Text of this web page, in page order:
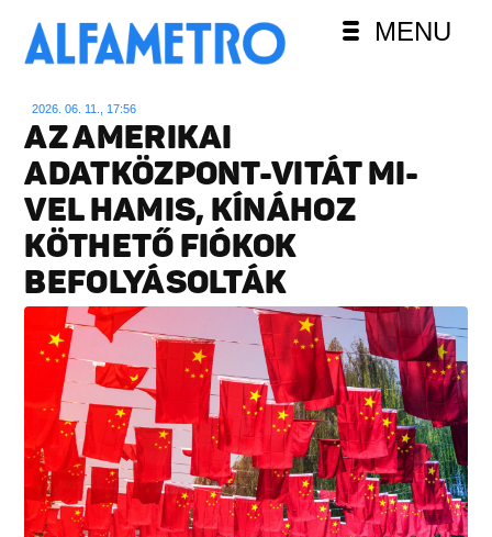
MENU
2026. 06. 11., 17:56
AZ AMERIKAI
ADATKÖZPONT-VITÁT MI-
VEL HAMIS, KÍNÁHOZ
KÖTHETŐ FIÓKOK
BEFOLYÁSOLTÁK